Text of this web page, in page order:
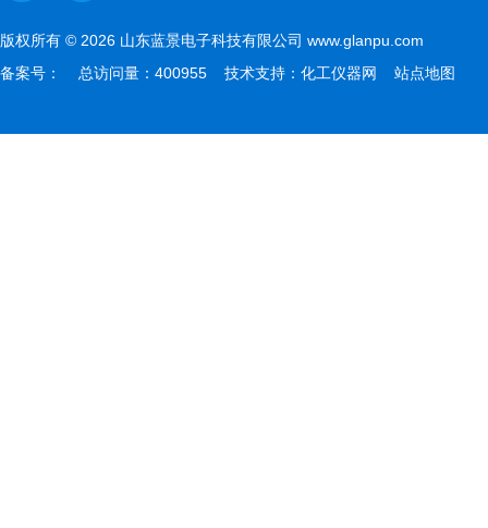
版权所有 © 2026 山东蓝景电子科技有限公司 www.glanpu.com
备案号：
总访问量：400955 技术支持： 化工仪器网 站点地图